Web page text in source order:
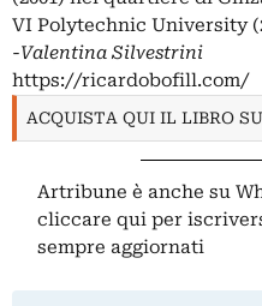
VI Polytechnic University
-Valentina Silvestrini
https://ricardobofill.com/
ACQUISTA QUI IL LIBRO
Artribune è anche su
cliccare qui per
sempre aggiornati